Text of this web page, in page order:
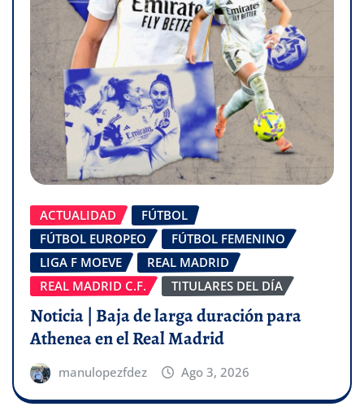
ACTUALIDAD
FÚTBOL
FÚTBOL EUROPEO
FÚTBOL FEMENINO
LIGA F MOEVE
REAL MADRID
REAL MADRID C.F.
TITULARES DEL DÍA
Noticia | Baja de larga duración para
Athenea en el Real Madrid
manulopezfdez Ago 3, 2026